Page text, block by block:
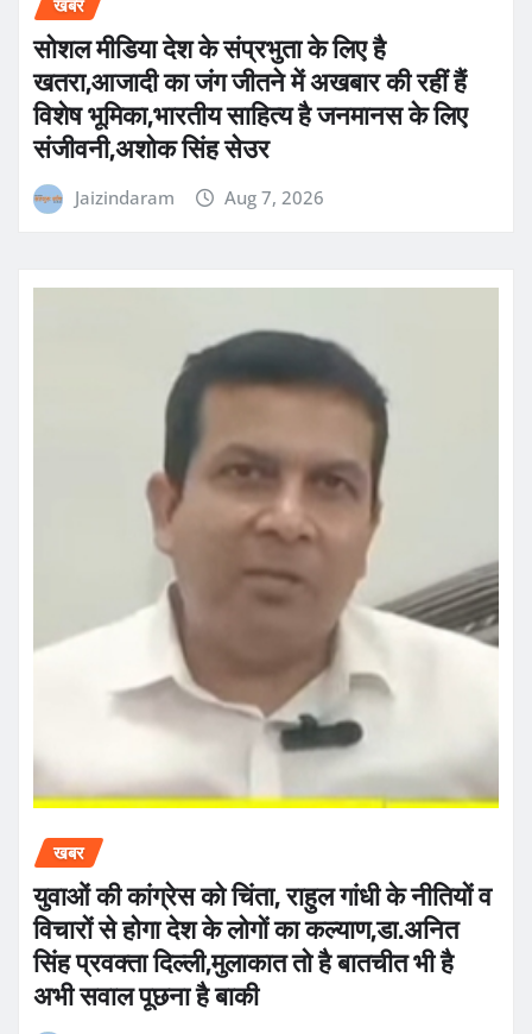
खबर
सोशल मीडिया देश के संप्रभुता के लिए है
खतरा,आजादी का जंग जीतने में अखबार की रहीं हैं
विशेष भूमिका,भारतीय साहित्य है जनमानस के लिए
संजीवनी,अशोक सिंह सेउर
Jaizindaram Aug 7, 2026
खबर
युवाओं की कांग्रेस को चिंता, राहुल गांधी के नीतियों व
विचारों से होगा देश के लोगों का कल्याण,डा.अनित
सिंह प्रवक्ता दिल्ली,मुलाकात तो है बातचीत भी है
अभी सवाल पूछना है बाकी